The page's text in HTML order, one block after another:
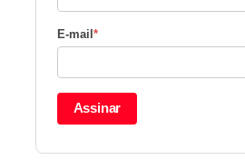
E-mail*
Assinar